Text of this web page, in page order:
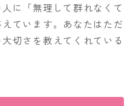
に「無理して群れなくて
ています。あなたはただ
切さを教えてくれている